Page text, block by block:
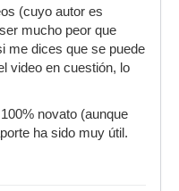
(cuyo autor es
mucho peor que
me dices que se puede
video en cuestión, lo
novato (aunque
ha sido muy útil.